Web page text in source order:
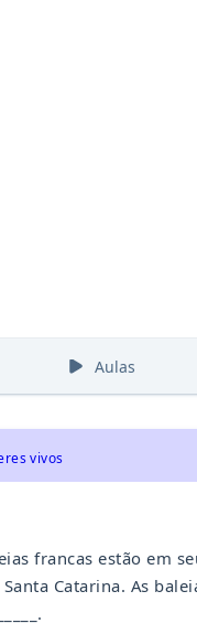
Aulas
vivos
francas estão em
Catarina. As